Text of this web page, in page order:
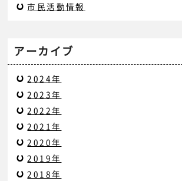
市民活動情報
アーカイブ
2024年
2023年
2022年
2021年
2020年
2019年
2018年